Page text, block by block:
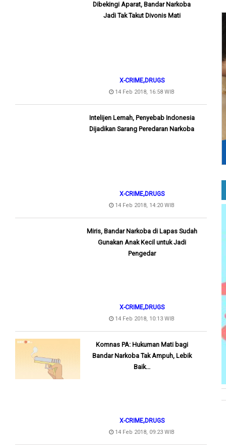
Dibekingi Aparat, Bandar Narkoba
Jadi Tak Takut Divonis Mati
X-CRIME,DRUGS
14 Feb 2018, 16:58 WIB
Intelijen Lemah, Penyebab Indonesia
Dijadikan Sarang Peredaran Narkoba
X-CRIME,DRUGS
14 Feb 2018, 14:20 WIB
Miris, Bandar Narkoba di Lapas Sudah
Gunakan Anak Kecil untuk Jadi
Pengedar
X-CRIME,DRUGS
14 Feb 2018, 10:13 WIB
Komnas PA: Hukuman Mati bagi
Bandar Narkoba Tak Ampuh, Lebik
Baik...
X-CRIME,DRUGS
14 Feb 2018, 09:23 WIB